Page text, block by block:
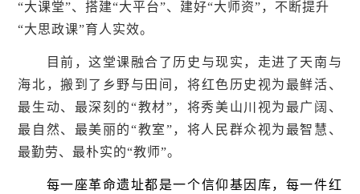
“大课堂”、搭建“大平台”、建好“大师资”，不断提升
“大思政课”育人实效。
目前，这堂课融合了历史与现实，走进了天南与
海北，搬到了乡野与田间，将红色历史视为最鲜活、
最生动、最深刻的“教材”，将秀美山川视为最广阔、
最自然、最美丽的“教室”，将人民群众视为最智慧、
最勤劳、最朴实的“教师”。
每一座革命遗址都是一个信仰基因库，每一件红